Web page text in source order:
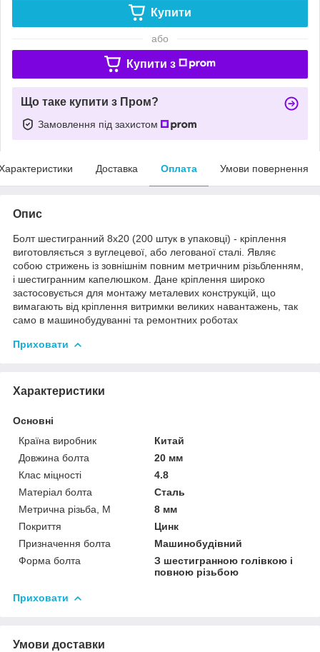
Купити
або
Купити з
Що таке купити з Пром?
Замовлення під захистом
Доставка Оплата Умови повернення
Опис
Болт шестигранний 8х20 (200 штук в упаковці) - кріплення
виготовляється з вуглецевої, або легованої сталі. Являє
собою стрижень із зовнішнім повним метричним різьбленням,
і шестигранним капелюшком. Дане кріплення широко
застосовується для монтажу металевих конструкцій, що
вимагають від кріплення витримки великих навантажень, так
само в машинобудуванні та ремонтних роботах
Приховати
Характеристики
Основні
Країна виробник
Китай
Довжина болта
20 мм
Клас міцності
4.8
Матеріал болта
Сталь
Метрична різьба, М
8 мм
Покриття
Цинк
Призначення болта
Машинобудівний
Форма болта
З шестигранною голівкою і
повною різьбою
Приховати
Умови доставки